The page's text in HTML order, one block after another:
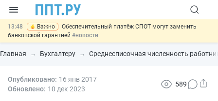
13:48 Важно
Обеспечительный платёж СПОТ могут заменить
банковской гарантией #новости
12:17 Защита от сталкинга: доработанный законопроект направлен в
Правительство#новости
10:09 Риск атак БПЛА можно учитывать при оценке профрисков
#новости
Главная Бухгалтеру Среднесписочная численность
Опубликовано: 16 янв2017
Обновлено: 10 дек 2023
589